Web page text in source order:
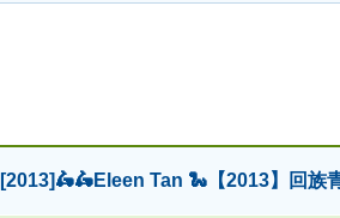
[2013]🛵🛵Eleen Tan 🐍【2013】回族